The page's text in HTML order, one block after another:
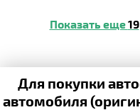
Показать еще19
Для покупки
автомобиля